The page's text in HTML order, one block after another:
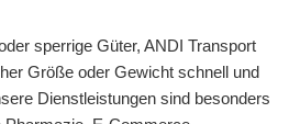
sperrige Güter, ANDI Transport
Größe oder Gewicht schnell und
Dienstleistungen sind besonders